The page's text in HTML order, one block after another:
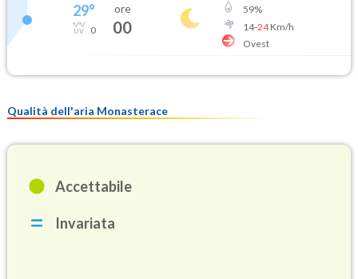
29°
0
ore
00
59%
14-24Km/h
Ovest
Qualità dell'aria Monasterace
Accettabile
Invariata